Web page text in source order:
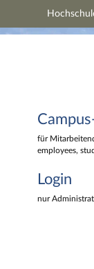
für
employees,
Login
nur